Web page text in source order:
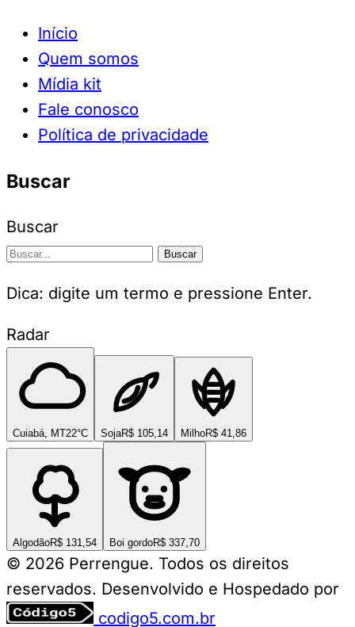
Início
Quem somos
Mídia kit
Fale conosco
Política de privacidade
Buscar
Buscar
Buscar
Dica: digite um termo e pressione Enter.
Radar
Cuiabá, MT22°C SojaR$ 105,14 MilhoR$ 41,86
AlgodãoR$ 131,54 Boi gordoR$ 337,70
© 2026 Perrengue. Todos os direitos
reservados. Desenvolvido e Hospedado por
codigo5.com.br